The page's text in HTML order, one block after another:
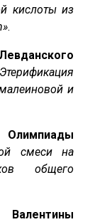
кислоты из
.
и
Олимпиады
смеси на
общего